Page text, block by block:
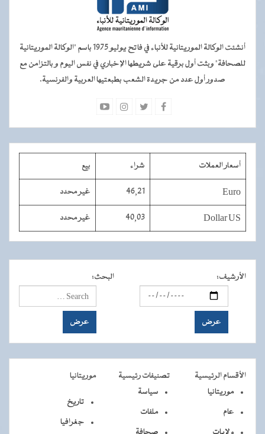
أنشئت الوكالة الموريتانية للأنباء في فاتح يوليو 1975 باسم "الوكالة الموريتانية
للصحافة" وبثت أول برقية على شريطها الإخباري في نفس اليوم و بالتزامن مع
صدور أول عدد من جريدة الشعب بطبعتيها العربية والفرنسية.
أسعار العملات شراء بيع
Euro
46,21 غير محدد
Dollar US
40,03 غير محدد
الأرشيف: البحث:
الأقسام الرئيسية تصنيفات رئيسية
موريتانيا
موريتانيا
عام
سياسة
ملفات
تاريخ
جغرافيا